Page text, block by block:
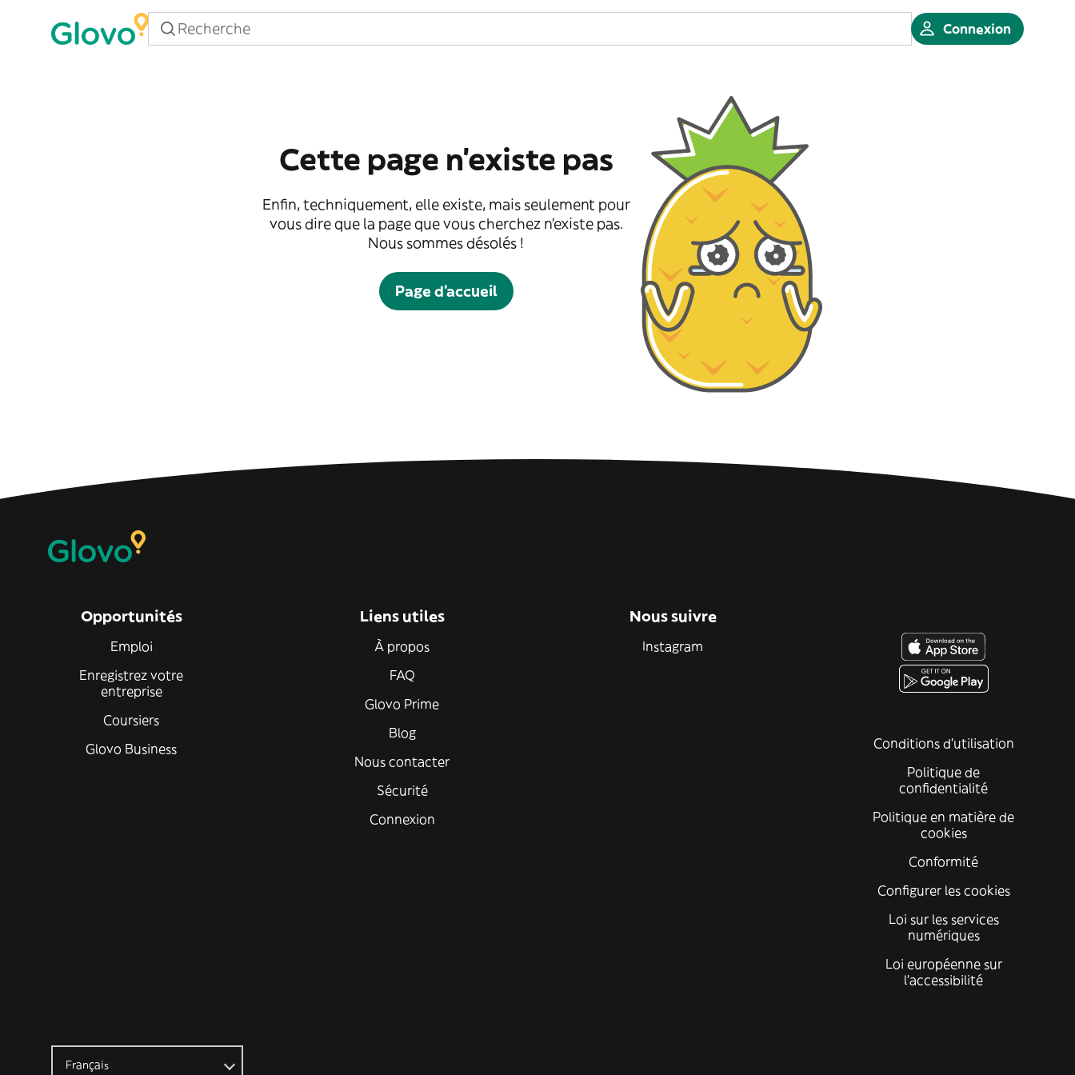
Connexion
Cette page n'existe pas
Enfin, techniquement, elle existe, mais seulement pour
vous dire que la page que vous cherchez n'existe pas.
Nous sommes désolés !
Page d'accueil
Opportunités
Emploi
Enregistrez votre
entreprise
Coursiers
Glovo Business
Liens utiles
À propos
FAQ
Glovo Prime
Blog
Nous contacter
Sécurité
Connexion
Nous suivre
Instagram
Conditions d'utilisation
Politique de
confidentialité
Politique en matière de
cookies
Conformité
Configurer les cookies
Loi sur les services
numériques
Loi européenne sur
l’accessibilité